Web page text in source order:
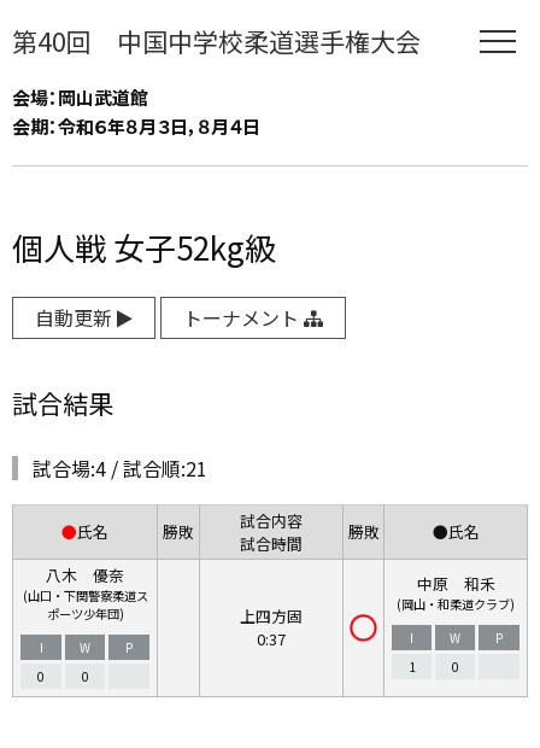
第40回 中国中学校柔道選手権大会
会場：岡山武道館
会期：令和６年８月３日，８月４日
個人戦 女子52kg級
自動更新 トーナメント
試合結果
試合場:4 / 試合順:21
●氏名 勝敗
試合内容
試合時間
勝敗
●氏名
八木 優奈
(山口・下関警察柔道ス
ポーツ少年団)
I
W
P
0
0
上四方固
0:37
中原 和禾
(岡山・和柔道クラブ)
I
W
P
1
0